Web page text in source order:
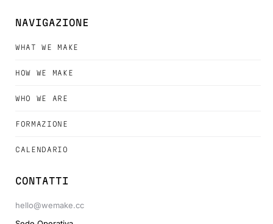
NAVIGAZIONE
WHAT WE MAKE
HOW WE MAKE
WHO WE ARE
FORMAZIONE
CALENDARIO
CONTATTI
hello@wemake.cc